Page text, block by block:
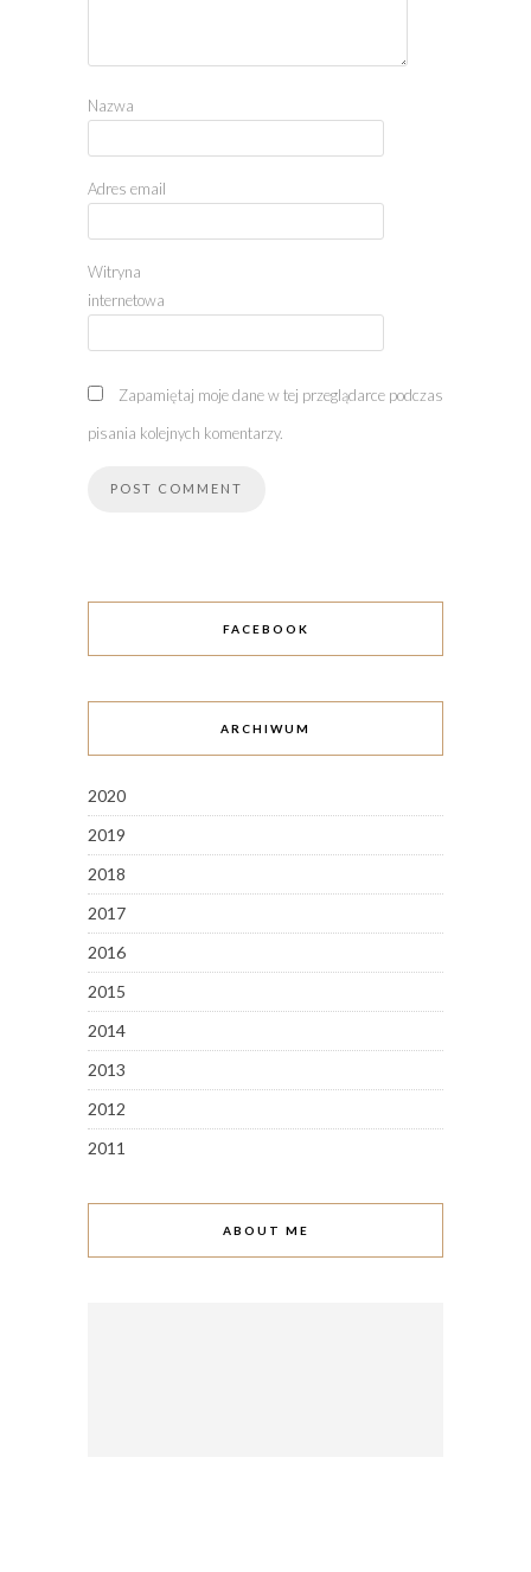
Nazwa
Adres email
Witryna
internetowa
Zapamiętaj moje dane w tej przeglądarce podczas
pisania kolejnych komentarzy.
FACEBOOK
ARCHIWUM
2020
2019
2018
2017
2016
2015
2014
2013
2012
2011
ABOUT ME